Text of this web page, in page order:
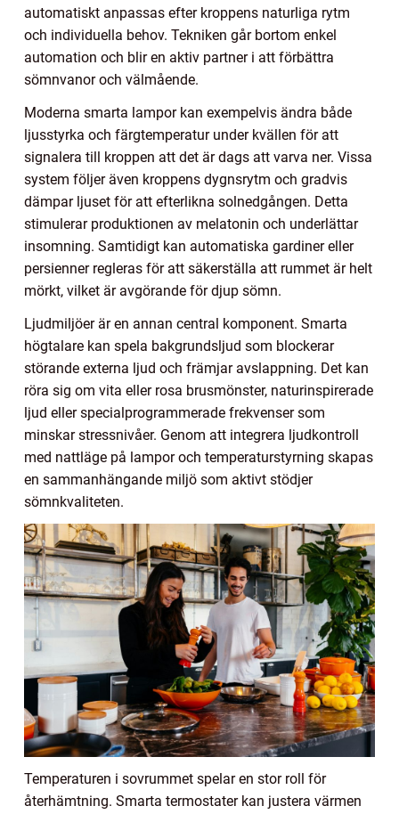
automatiskt anpassas efter kroppens naturliga rytm
och individuella behov. Tekniken går bortom enkel
automation och blir en aktiv partner i att förbättra
sömnvanor och välmående.
Moderna smarta lampor kan exempelvis ändra både
ljusstyrka och färgtemperatur under kvällen för att
signalera till kroppen att det är dags att varva ner. Vissa
system följer även kroppens dygnsrytm och gradvis
dämpar ljuset för att efterlikna solnedgången. Detta
stimulerar produktionen av melatonin och underlättar
insomning. Samtidigt kan automatiska gardiner eller
persienner regleras för att säkerställa att rummet är helt
mörkt, vilket är avgörande för djup sömn.
Ljudmiljöer är en annan central komponent. Smarta
högtalare kan spela bakgrundsljud som blockerar
störande externa ljud och främjar avslappning. Det kan
röra sig om vita eller rosa brusmönster, naturinspirerade
ljud eller specialprogrammerade frekvenser som
minskar stressnivåer. Genom att integrera ljudkontroll
med nattläge på lampor och temperaturstyrning skapas
en sammanhängande miljö som aktivt stödjer
sömnkvaliteten.
Temperaturen i sovrummet spelar en stor roll för
återhämtning. Smarta termostater kan justera värmen